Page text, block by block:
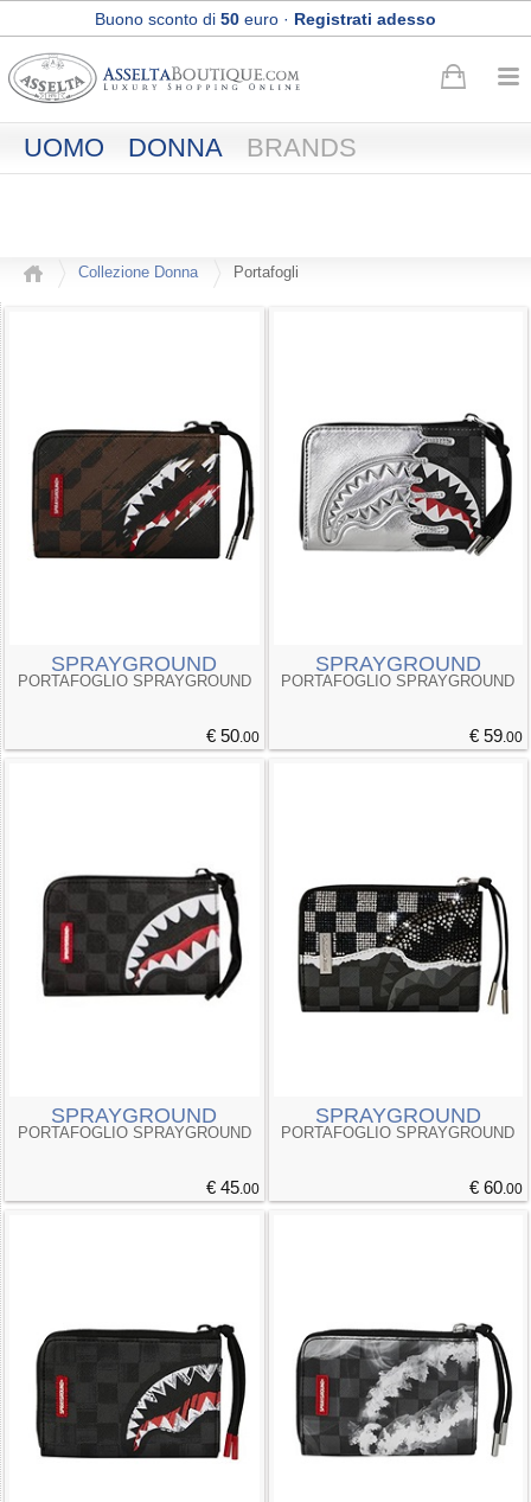
Buono sconto di 50 euro · Registrati adesso
UOMO DONNA BRANDS
Collezione Donna Portafogli
SPRAYGROUND
PORTAFOGLIO SPRAYGROUND
€ 50.00
SPRAYGROUND
PORTAFOGLIO SPRAYGROUND
€ 59.00
SPRAYGROUND
PORTAFOGLIO SPRAYGROUND
€ 45.00
SPRAYGROUND
PORTAFOGLIO SPRAYGROUND
€ 60.00